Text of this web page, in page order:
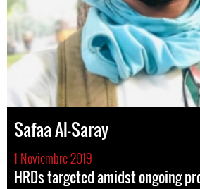
Safaa Al-Saray
1 Noviembre 2019
HRDs targeted amidst ongoing